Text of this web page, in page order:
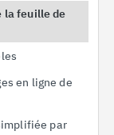
la feuille de
en ligne de
par